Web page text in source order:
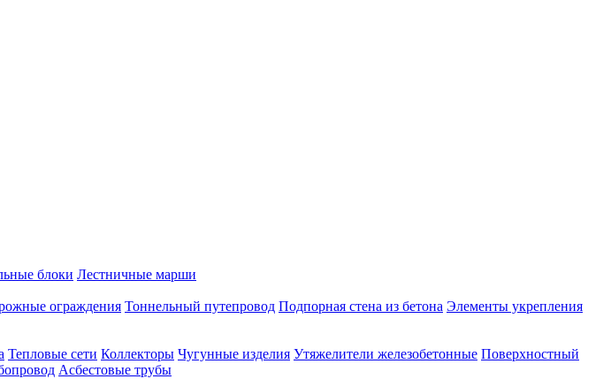
блоки Лестничные марши
ограждения Тоннельный путепровод Подпорная стена из бетона Элементы укрепления
Тепловые сети Коллекторы Чугунные изделия Утяжелители железобетонные Поверхностный
Асбестовые трубы